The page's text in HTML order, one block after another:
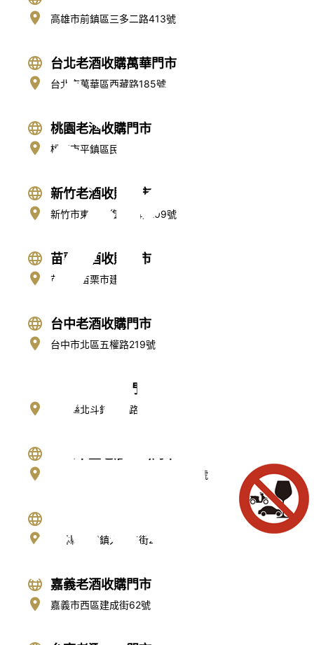
高雄市前鎮區三多二路413號
台北老酒收購萬華門市
台北市萬華區西藏路185號
桃園老酒收購門市
桃園市平鎮區民族路2段219號
新竹老酒收購門市
新竹市東區光復路二段209號
苗栗老酒收購門市
苗栗縣苗栗市建功街59號
台中老酒收購門市
台中市北區五權路219號
彰化老酒收購門市
彰化縣北斗鎮民權路73號
彰化縣彰化市中正路二段560巷18號
雲林縣虎尾鎮大成五街21號
嘉義老酒收購門市
嘉義市西區建成街62號
酒
駕